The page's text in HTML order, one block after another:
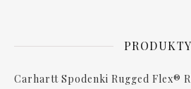
PRODUKTY
Carhartt Spodenki Rugged Flex®